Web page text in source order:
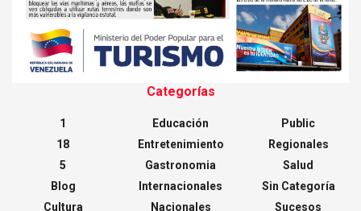
Categorías
1
18
5
Blog
Cultura
Educación
Entretenimiento
Gastronomia
Internacionales
Nacionales
Public
Regionales
Salud
Sin Categoría
Sucesos